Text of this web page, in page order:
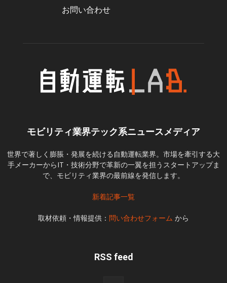
お問い合わせ
モビリティ業界テック系ニュースメディア
世界で著しく膨脹・発展を続ける自動運転業界。市場を牽引する大
手メーカーからIT・技術分野で革新の一翼を担うスタートアップま
で、モビリティ業界の最前線を発信します。
新着記事一覧
取材依頼・情報提供： 問い合わせフォーム から
RSS feed